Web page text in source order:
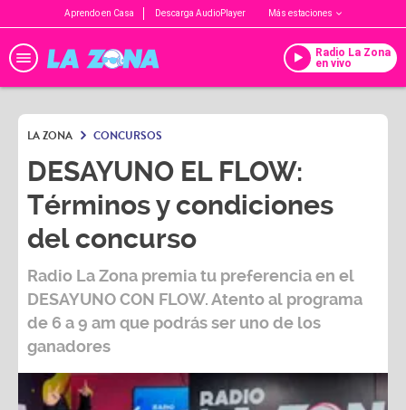
Aprendo en Casa Descarga AudioPlayer Más estaciones
Radio La Zona
en vivo
LA ZONA CONCURSOS
DESAYUNO EL FLOW:
Términos y condiciones
del concurso
Radio La Zona premia tu preferencia en el
DESAYUNO CON FLOW. Atento al programa
de 6 a 9 am que podrás ser uno de los
ganadores